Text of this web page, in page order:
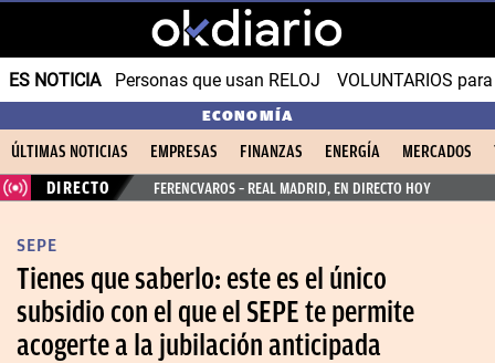
ES NOTICIA Personas que usan RELOJ VOLUNTARIOS
ECONOMÍA
ÚLTIMAS NOTICIAS EMPRESAS FINANZAS ENERGÍA MERCADOS
DIRECTO
FERENCVAROS – REAL MADRID, EN DIRECTO HOY
SEPE
Tienes que saberlo: este es el único
subsidio con el que el SEPE te permite
acogerte a la jubilación anticipada